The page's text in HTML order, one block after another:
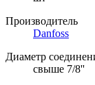
Производитель
Danfoss
Диаметр
свыше 7/8''